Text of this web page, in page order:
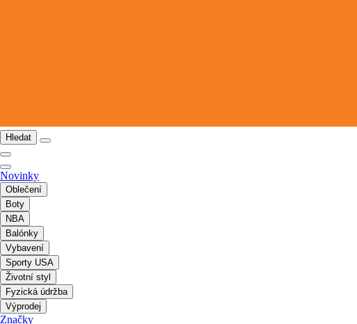
Hledat
Novinky
Oblečení
Boty
NBA
Balónky
Vybavení
Sporty USA
Životní styl
Fyzická údržba
Výprodej
Značky